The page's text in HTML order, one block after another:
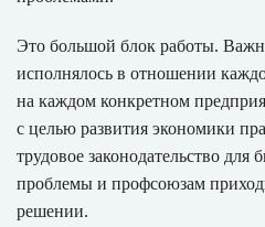
Это большой блок работы.
исполнялось в отношении
на каждом конкретном
с целью развития экономики
трудовое законодательство для
проблемы и профсоюзам
решении.